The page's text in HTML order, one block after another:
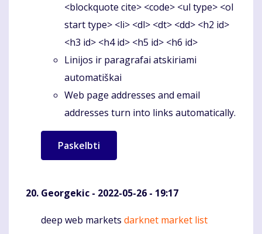
<blockquote cite> <code> <ul type> <ol
start type> <li> <dl> <dt> <dd> <h2 id>
<h3 id> <h4 id> <h5 id> <h6 id>
Linijos ir paragrafai atskiriami
automatiškai
Web page addresses and email
addresses turn into links automatically.
Georgekic - 2022-05-26 - 19:17
Komentaras
deep web markets darknet market list